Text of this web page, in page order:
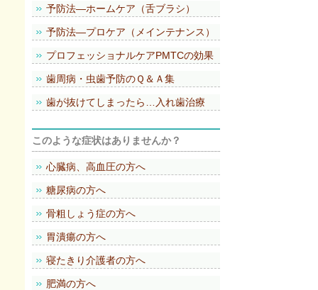
予防法―ホームケア（舌ブラシ）
予防法―プロケア（メインテナンス）
プロフェッショナルケアPMTCの効果
歯周病・虫歯予防のＱ＆Ａ集
歯が抜けてしまったら…入れ歯治療
このような症状はありませんか？
心臓病、高血圧の方へ
糖尿病の方へ
骨粗しょう症の方へ
胃潰瘍の方へ
寝たきり介護者の方へ
肥満の方へ